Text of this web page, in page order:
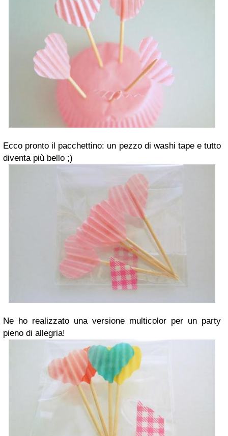
Ecco pronto il pacchettino: un pezzo di washi tape e tutto
diventa più bello ;)
Ne ho realizzato una versione multicolor per un party
pieno di allegria!